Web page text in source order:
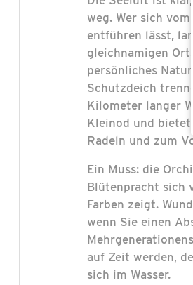
weg. Wer sich
entführen lässt,
gleichnamigen
persönliches
Schutzdeich
Kilometer langer
Kleinod und bietet
Radeln und zum
Ein Muss: die
Blütenpracht sich
Farben zeigt.
wenn Sie einen
auf Zeit werden,
sich im Wasser.